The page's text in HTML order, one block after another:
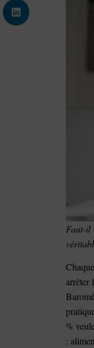
Faut-il
arrêter
%
: